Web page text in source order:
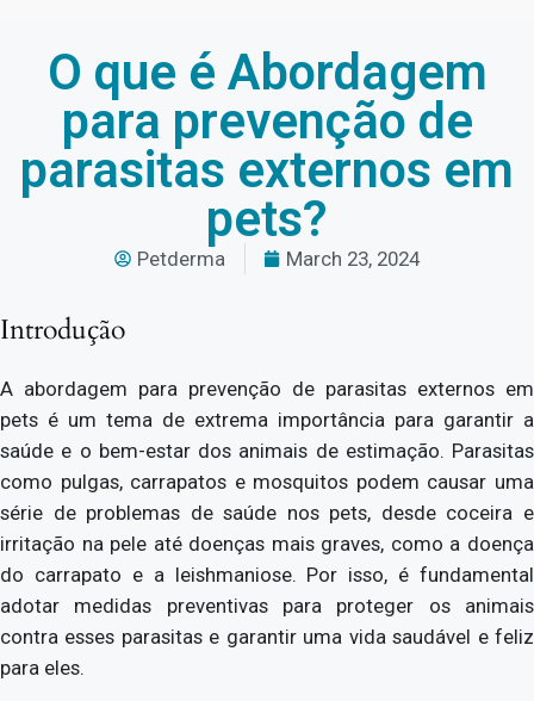
O que é Abordagem
para prevenção de
parasitas externos em
pets?
Petderma March 23, 2024
Introdução
A abordagem para prevenção de parasitas externos em
pets é um tema de extrema importância para garantir a
saúde e o bem-estar dos animais de estimação. Parasitas
como pulgas, carrapatos e mosquitos podem causar uma
série de problemas de saúde nos pets, desde coceira e
irritação na pele até doenças mais graves, como a doença
do carrapato e a leishmaniose. Por isso, é fundamental
adotar medidas preventivas para proteger os animais
contra esses parasitas e garantir uma vida saudável e feliz
para eles.